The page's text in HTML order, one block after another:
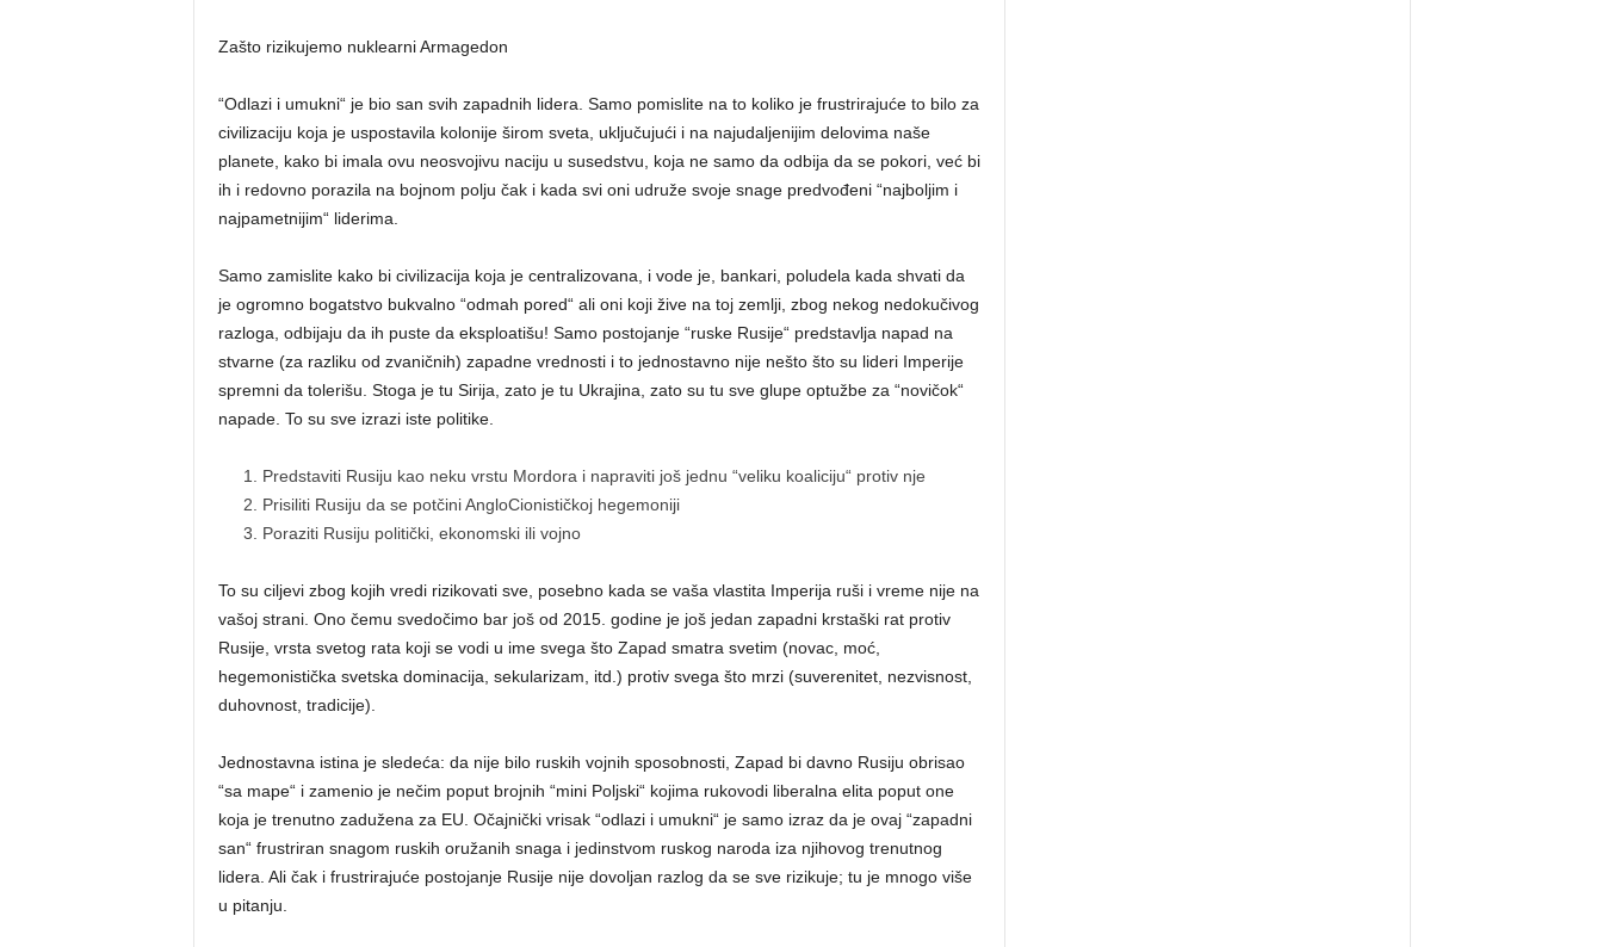
Zašto rizikujemo nuklearni Armagedon
“Odlazi i umukni“ je bio san svih zapadnih lidera. Samo pomislite na to koliko je frustrirajuće to bilo za
civilizaciju koja je uspostavila kolonije širom sveta, uključujući i na najudaljenijim delovima naše
planete, kako bi imala ovu neosvojivu naciju u susedstvu, koja ne samo da odbija da se pokori, već bi
ih i redovno porazila na bojnom polju čak i kada svi oni udruže svoje snage predvođeni “najboljim i
najpametnijim“ liderima.
Samo zamislite kako bi civilizacija koja je centralizovana, i vode je, bankari, poludela kada shvati da
je ogromno bogatstvo bukvalno “odmah pored“ ali oni koji žive na toj zemlji, zbog nekog nedokučivog
razloga, odbijaju da ih puste da eksploatišu! Samo postojanje “ruske Rusije“ predstavlja napad na
stvarne (za razliku od zvaničnih) zapadne vrednosti i to jednostavno nije nešto što su lideri Imperije
spremni da tolerišu. Stoga je tu Sirija, zato je tu Ukrajina, zato su tu sve glupe optužbe za “novičok“
napade. To su sve izrazi iste politike.
Predstaviti Rusiju kao neku vrstu Mordora i napraviti još jednu “veliku koaliciju“ protiv nje
Prisiliti Rusiju da se potčini AngloCionističkoj hegemoniji
Poraziti Rusiju politički, ekonomski ili vojno
To su ciljevi zbog kojih vredi rizikovati sve, posebno kada se vaša vlastita Imperija ruši i vreme nije na
vašoj strani. Ono čemu svedočimo bar još od 2015. godine je još jedan zapadni krstaški rat protiv
Rusije, vrsta svetog rata koji se vodi u ime svega što Zapad smatra svetim (novac, moć,
hegemonistička svetska dominacija, sekularizam, itd.) protiv svega što mrzi (suverenitet, nezvisnost,
duhovnost, tradicije).
Jednostavna istina je sledeća: da nije bilo ruskih vojnih sposobnosti, Zapad bi davno Rusiju obrisao
“sa mape“ i zamenio je nečim poput brojnih “mini Poljski“ kojima rukovodi liberalna elita poput one
koja je trenutno zadužena za EU. Očajnički vrisak “odlazi i umukni“ je samo izraz da je ovaj “zapadni
san“ frustriran snagom ruskih oružanih snaga i jedinstvom ruskog naroda iza njihovog trenutnog
lidera. Ali čak i frustrirajuće postojanje Rusije nije dovoljan razlog da se sve rizikuje; tu je mnogo više
u pitanju.